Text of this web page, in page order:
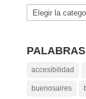
Categorías
accesibilidad
buenosaires